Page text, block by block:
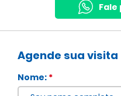
Fale
Agende sua visita
Nome: *